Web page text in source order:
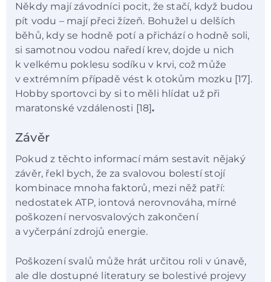
Někdy mají závodníci pocit, že stačí, když budou
pít vodu – mají přeci žízeň. Bohužel u delších
běhů, kdy se hodně potí a přichází o hodně soli,
si samotnou vodou naředí krev, dojde u nich
k velkému poklesu sodíku v krvi, což může
v extrémním případě vést k otokům mozku [17].
Hobby sportovci by si to měli hlídat už při
maratonské vzdálenosti [18].
Závěr
Pokud z těchto informací mám sestavit nějaký
závěr, řekl bych, že za svalovou bolestí stojí
kombinace mnoha faktorů, mezi něž patří:
nedostatek ATP, iontová nerovnováha, mírné
poškození nervosvalových zakončení
a vyčerpání zdrojů energie.
Poškození svalů může hrát určitou roli v únavě,
ale dle dostupné literatury se bolestivé projevy